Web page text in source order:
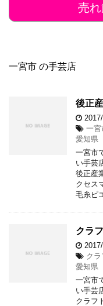
売
一宮市 の手芸店
後正
一宮
愛知県
一宮市
い手芸
後正産
クセス
毛糸ピ
クラ
ク
愛知県
一宮市
い手芸
クラフ